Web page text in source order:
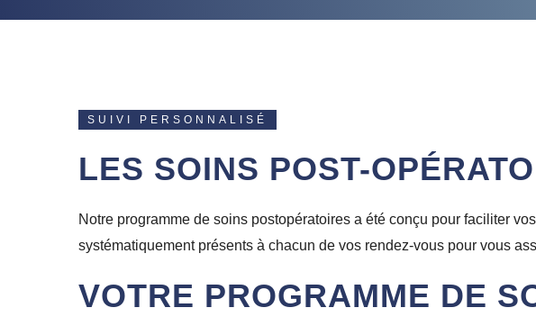
SUIVI PERSONNALISÉ
LES SOINS POST-
Notre programme de soins postopératoires a été conçu pour faciliter
systématiquement présents à chacun de vos rendez-vous pour vous
VOTRE PROGRAMME DE